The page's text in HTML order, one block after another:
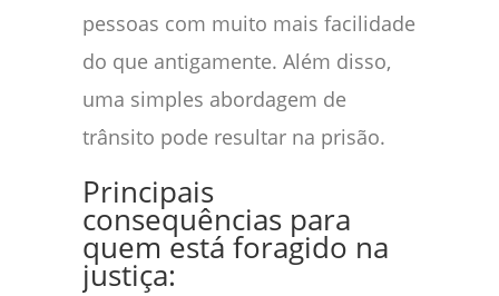
pessoas com muito mais facilidade
do que antigamente. Além disso,
uma simples abordagem de
trânsito pode resultar na prisão.
Principais
consequências para
quem está foragido na
justiça: